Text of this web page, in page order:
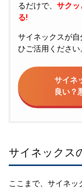
るだけで、 サクッ
る!
サイネックスが
ひご活用ください
サイネ
良い？
サイネックス
ここまで、サイネ